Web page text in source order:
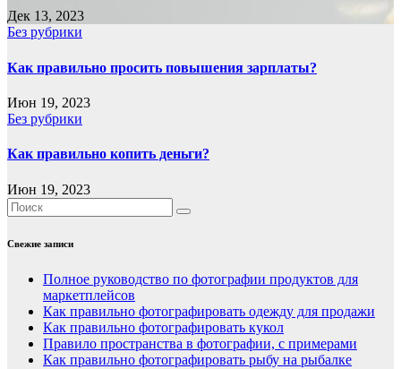
Дек 13, 2023
Без рубрики
Как правильно просить повышения зарплаты?
Июн 19, 2023
Без рубрики
Как правильно копить деньги?
Июн 19, 2023
Свежие записи
Полное руководство по фотографии продуктов для
маркетплейсов
Как правильно фотографировать одежду для продажи
Как правильно фотографировать кукол
Правило пространства в фотографии, с примерами
Как правильно фотографировать рыбу на рыбалке